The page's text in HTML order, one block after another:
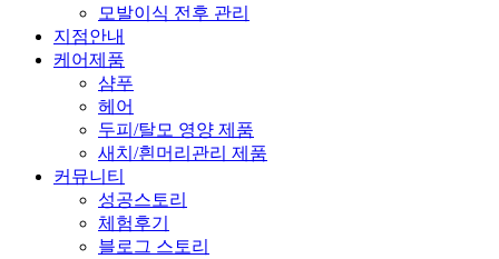
모발이식 전후 관리
지점안내
케어제품
샴푸
헤어
두피/탈모 영양 제품
새치/흰머리관리 제품
커뮤니티
성공스토리
체험후기
블로그 스토리